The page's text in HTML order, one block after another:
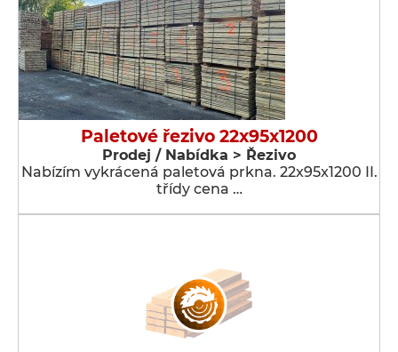
Paletové řezivo 22x95x1200
Prodej / Nabídka > Řezivo
Nabízím vykrácená paletová prkna. 22x95x1200 II.
třídy cena …